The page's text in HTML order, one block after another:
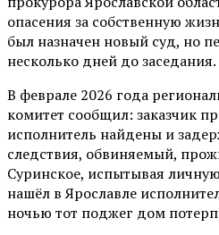
опасения за собственную
был назначен новый суд, но
несколько дней до заседания.
В феврале 2026 года
комитет сообщил: заказчик
исполнитель найдены и
следствия, обвиняемый,
Суринское, испытывая
нашёл в Ярославле
ночью тот поджег дом